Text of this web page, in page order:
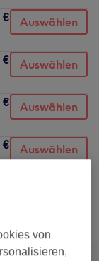
€ Auswählen
€ Auswählen
€ Auswählen
€ Auswählen
von